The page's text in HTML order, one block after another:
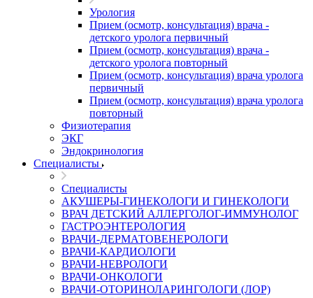
Урология
Прием (осмотр, консультация) врача -
детского уролога первичный
Прием (осмотр, консультация) врача -
детского уролога повторный
Прием (осмотр, консультация) врача уролога
первичный
Прием (осмотр, консультация) врача уролога
повторный
Физиотерапия
ЭКГ
Эндокринология
Специалисты
Специалисты
АКУШЕРЫ-ГИНЕКОЛОГИ И ГИНЕКОЛОГИ
ВРАЧ ДЕТСКИЙ АЛЛЕРГОЛОГ-ИММУНОЛОГ
ГАСТРОЭНТЕРОЛОГИЯ
ВРАЧИ-ДЕРМАТОВЕНЕРОЛОГИ
ВРАЧИ-КАРДИОЛОГИ
ВРАЧИ-НЕВРОЛОГИ
ВРАЧИ-ОНКОЛОГИ
ВРАЧИ-ОТОРИНОЛАРИНГОЛОГИ (ЛОР)